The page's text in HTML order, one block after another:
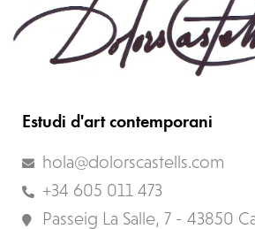
Estudi d'art contemporani
hola@dolorscastells.com
+34 605 011 473
Passeig La Salle, 7 - 43850